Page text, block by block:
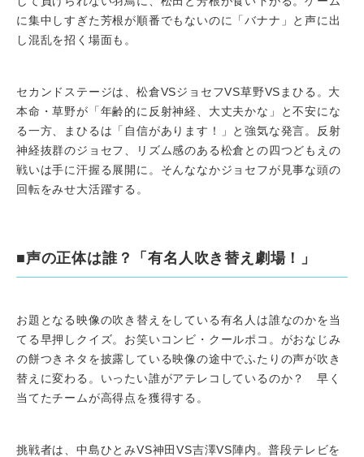
に集中しすぎた芳根が順番でもないのに「バナナ」と声に出
し混乱を招く場面も。
セカンドステージは、松倉VSジョセフVS草野VSまひる。大
本命・草野が「年齢的に反射神経、大丈夫かな」と不安にな
る一方、まひるは「自信があります！」と強気な発言。反射
神経抜群のジョセフ、リズム感のある松倉との四つどもえの
戦いは手に汗握る展開に。そんななかジョセフが見事な頭の
回転をみせ大活躍する。
■声の正体は誰？「有名人吹き替え劇場！」
お題となる映像の吹き替えをしている有名人は誰なのかを当
てる早押しクイズ。お笑いコンビ・クールポコ。がおなじみ
の餅つきネタを披露している映像の途中でふたりの声が吹き
替えに変わる。いったい誰がアテレコしているのか？ 早く
当てたチームが高得点を獲得する。
挑戦者は、中島ひとみVS神田VS吉澤VS陣内。普段テレビを